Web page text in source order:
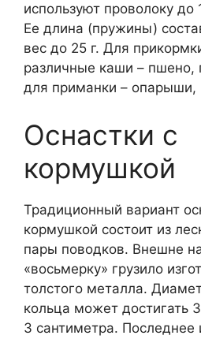
используют проволоку
Ее длина (пружины)
вес до 25 г. Для
различные каши – пшено,
для приманки – опарыши,
Оснастки с
кормушкой
Традиционный вариант
кормушкой состоит из
пары поводков. Внешне
«восьмерку» грузило
толстого металла.
кольца может достигать
3 сантиметра. Последнее